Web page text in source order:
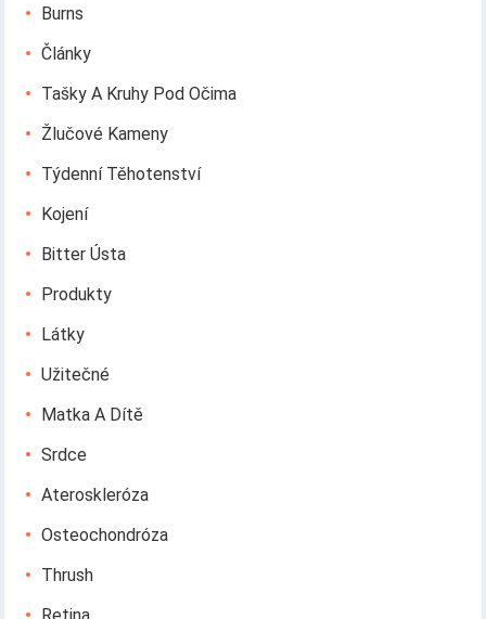
Burns
Články
Tašky A Kruhy Pod Očima
Žlučové Kameny
Týdenní Těhotenství
Kojení
Bitter Ústa
Produkty
Látky
Užitečné
Matka A Dítě
Srdce
Ateroskleróza
Osteochondróza
Thrush